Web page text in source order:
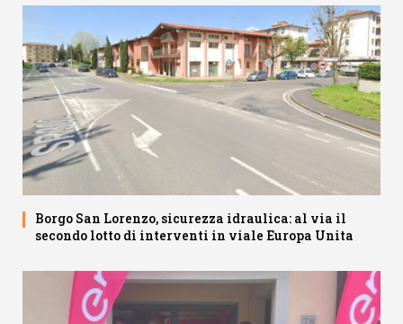
Borgo San Lorenzo, sicurezza idraulica: al via il
secondo lotto di interventi in viale Europa Unita